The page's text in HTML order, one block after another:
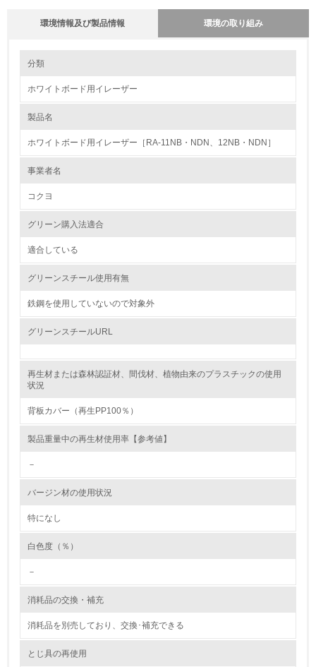
環境情報及び製品情報 環境の取り組み
1.環境取り組み体制
レベル2
環境取り組み体制と成果を定期的に検証して次の活動に活
境対策を理解し、実践している
環境活動に関する規格やプログラムを導入している
分類
ホワイトボード用イレーザー
製品名
ホワイトボード用イレーザー［RA-11NB・NDN、12NB・NDN］
事業者名
コクヨ
グリーン購入法適合
適合している
グリーンスチール使用有無
鉄鋼を使用していないので対象外
グリーンスチールURL
再生材または森林認証材、間伐材、植物由来のプラスチックの使用
状況
背板カバー（再生PP100％）
製品重量中の再生材使用率【参考値】
－
バージン材の使用状況
特になし
白色度（％）
－
消耗品の交換・補充
消耗品を別売しており、交換･補充できる
とじ具の再使用